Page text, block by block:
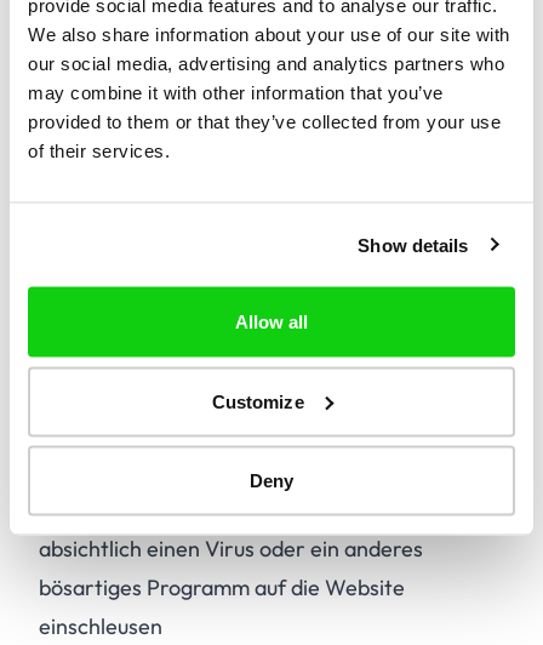
provide social media features and to analyse our traffic.
We also share information about your use of our site with
our social media, advertising and analytics partners who
may combine it with other information that you’ve
provided to them or that they’ve collected from your use
of their services.
Show details
Allow all
Customize
Deny
Widerspruch zu diesen Bedingungen zu nutzen
Verkaufen, Kopieren, Vermieten, Verleihen,
Verteilen, Übertragen oder Unterlizenzieren
des gesamten oder eines Teils des Inhalts der
Website oder unseres Dienstes oder Nutzung
Versuchen, sich unberechtigten Zugang zu
Auftragnehmer zu verschaffen, oder eine
Tätigkeit ausüben, die die Leistung oder
Funktionalität der Website und unseres
Dienstes stören, beeinträchtigen oder deren
Qualität mindern könnte
Die Website missbrauchen, indem Sie
absichtlich einen Virus oder ein anderes
bösartiges Programm auf die Website
einschleusen